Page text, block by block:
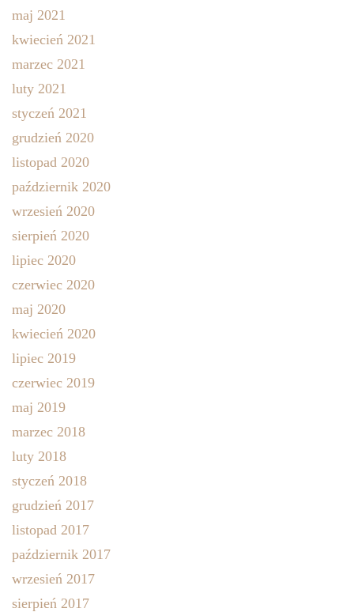
maj 2021
kwiecień 2021
marzec 2021
luty 2021
styczeń 2021
grudzień 2020
listopad 2020
październik 2020
wrzesień 2020
sierpień 2020
lipiec 2020
czerwiec 2020
maj 2020
kwiecień 2020
lipiec 2019
czerwiec 2019
maj 2019
marzec 2018
luty 2018
styczeń 2018
grudzień 2017
listopad 2017
październik 2017
wrzesień 2017
sierpień 2017